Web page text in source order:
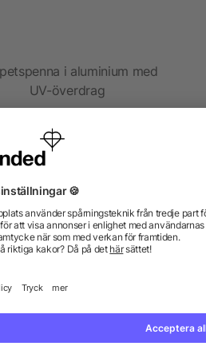
i aluminium med
UV-överdrag
från 1,85 kr
Vi har svaren.
se ut? Hjälper allbranded